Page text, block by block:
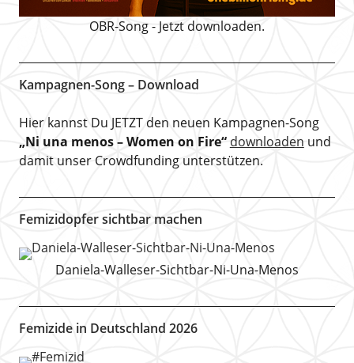
OBR-Song - Jetzt downloaden.
Kampagnen-Song – Download
Hier kannst Du JETZT den neuen Kampagnen-Song
„Ni una menos – Women on Fire“ downloaden und
damit unser Crowdfunding unterstützen.
Femizidopfer sichtbar machen
Daniela-Walleser-Sichtbar-Ni-Una-Menos
Femizide in Deutschland 2026